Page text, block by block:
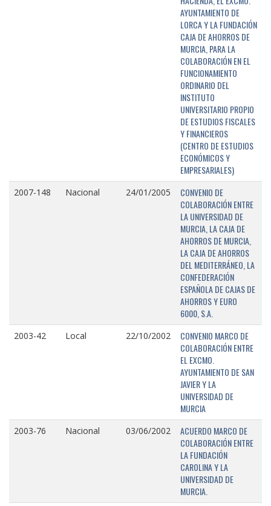
AYUNTAMIENTO DE
LORCA Y LA FUNDACIÓN
CAJA DE AHORROS DE
MURCIA, PARA LA
COLABORACIÓN EN EL
FUNCIONAMIENTO
ORDINARIO DEL
INSTITUTO
UNIVERSITARIO PROPIO
DE ESTUDIOS FISCALES
Y FINANCIEROS
(CENTRO DE ESTUDIOS
ECONÓMICOS Y
EMPRESARIALES)
2007-148 Nacional 24/01/2005
CONVENIO DE
COLABORACIÓN ENTRE
LA UNIVERSIDAD DE
MURCIA, LA CAJA DE
AHORROS DE MURCIA,
LA CAJA DE AHORROS
DEL MEDITERRÁNEO, LA
CONFEDERACIÓN
ESPAÑOLA DE CAJAS DE
AHORROS Y EURO
6000, S.A.
2003-42 Local 22/10/2002
CONVENIO MARCO DE
COLABORACIÓN ENTRE
EL EXCMO.
AYUNTAMIENTO DE SAN
JAVIER Y LA
UNIVERSIDAD DE
MURCIA
2003-76 Nacional 03/06/2002
ACUERDO MARCO DE
COLABORACIÓN ENTRE
LA FUNDACIÓN
CAROLINA Y LA
UNIVERSIDAD DE
MURCIA.